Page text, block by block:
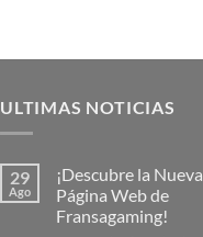
ULTIMAS NOTICIAS
29
Ago
¡Descubre la Nueva
Página Web de
Fransagaming!